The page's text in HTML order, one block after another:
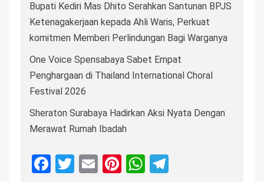
Bupati Kediri Mas Dhito Serahkan Santunan BPJS
Ketenagakerjaan kepada Ahli Waris, Perkuat
komitmen Memberi Perlindungan Bagi Warganya
One Voice Spensabaya Sabet Empat
Penghargaan di Thailand International Choral
Festival 2026
Sheraton Surabaya Hadirkan Aksi Nyata Dengan
Merawat Rumah Ibadah
Facebook
Twitter
EmailPinterest
WhatsApp